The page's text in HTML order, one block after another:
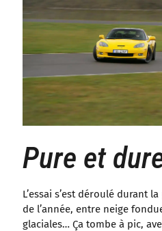
Pure et
L’essai s’est déroulé durant
de l’année, entre neige
glaciales… Ça tombe à pic,